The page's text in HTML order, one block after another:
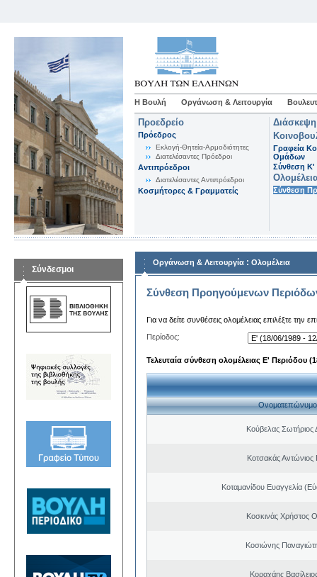
Η Βουλή Οργάνωση & Λειτουργία
Προεδρείο
Πρόεδρος
Εκλογή-Θητεία-Αρμοδιότητες
Διατελέσαντες Πρόεδροι
Αντιπρόεδροι
Διατελέσαντες Αντιπρόεδροι
Κοσμήτορες & Γραμματείς
Γραφεία
Ομάδων
Σύνθεση K'
Σύνθεση
Σύνδεσμοι
Οργάνωση & Λειτουργία : Ολομέλεια
Σύνθεση Προηγούμενων
Για να δείτε συνθέσεις ολομέλειας επιλέξτε την
Περίοδος:
Τελευταία σύνθεση ολομέλειας Ε' Περιόδου
Ονοματεπώνυμο
Κούβελας Σωτήριος
Κοτσακάς Αντώνιος
Κοταμανίδου Ευαγγελία
Κοσκινάς Χρήστος
Κοσιώνης
Κοραχάης